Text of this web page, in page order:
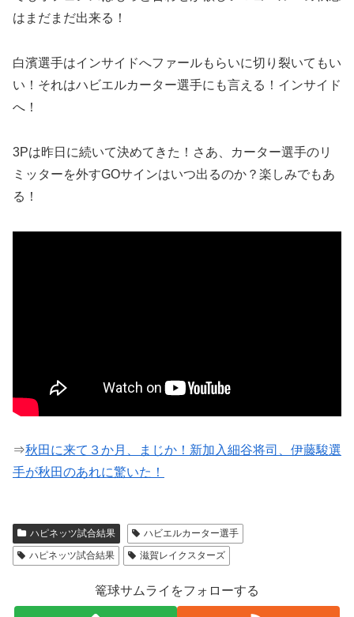
はまだまだ出来る！
白濱選手はインサイドへファールもらいに切り裂いてもい
い！それはハビエルカーター選手にも言える！インサイド
へ！
3Pは昨日に続いて決めてきた！さあ、カーター選手のリ
ミッターを外すGOサインはいつ出るのか？楽しみでもあ
る！
⇒秋田に来て３か月、まじか！新加入細谷将司、伊藤駿選
手が秋田のあれに驚いた！
ハピネッツ試合結果
ハビエルカーター選手
ハピネッツ試合結果
滋賀レイクスターズ
篭球サムライをフォローする